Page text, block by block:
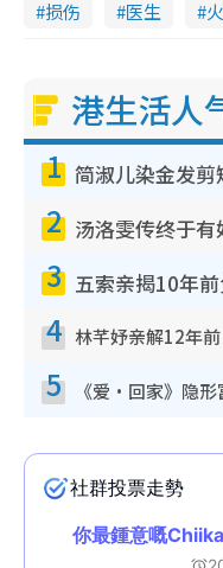
损伤 医生
港生活人
1
2
3
4
5